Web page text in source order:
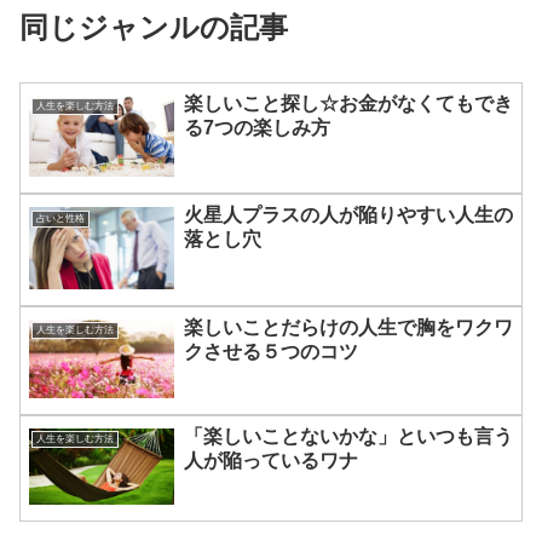
同じジャンルの記事
人生を楽しむ方法
楽しいこと探し☆お金がなくてもでき
る7つの楽しみ方
占いと性格
火星人プラスの人が陥りやすい人生の
落とし穴
人生を楽しむ方法
楽しいことだらけの人生で胸をワクワ
クさせる５つのコツ
人生を楽しむ方法
「楽しいことないかな」といつも言う
人が陥っているワナ